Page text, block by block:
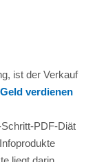
ist der Verkauf
Geld verdienen
PDF-Diät